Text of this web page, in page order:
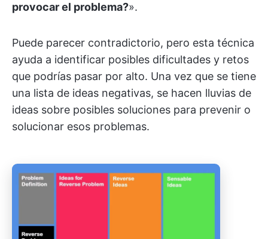
provocar el problema?».
Puede parecer contradictorio, pero esta técnica
ayuda a identificar posibles dificultades y retos
que podrías pasar por alto. Una vez que se tiene
una lista de ideas negativas, se hacen lluvias de
ideas sobre posibles soluciones para prevenir o
solucionar esos problemas.